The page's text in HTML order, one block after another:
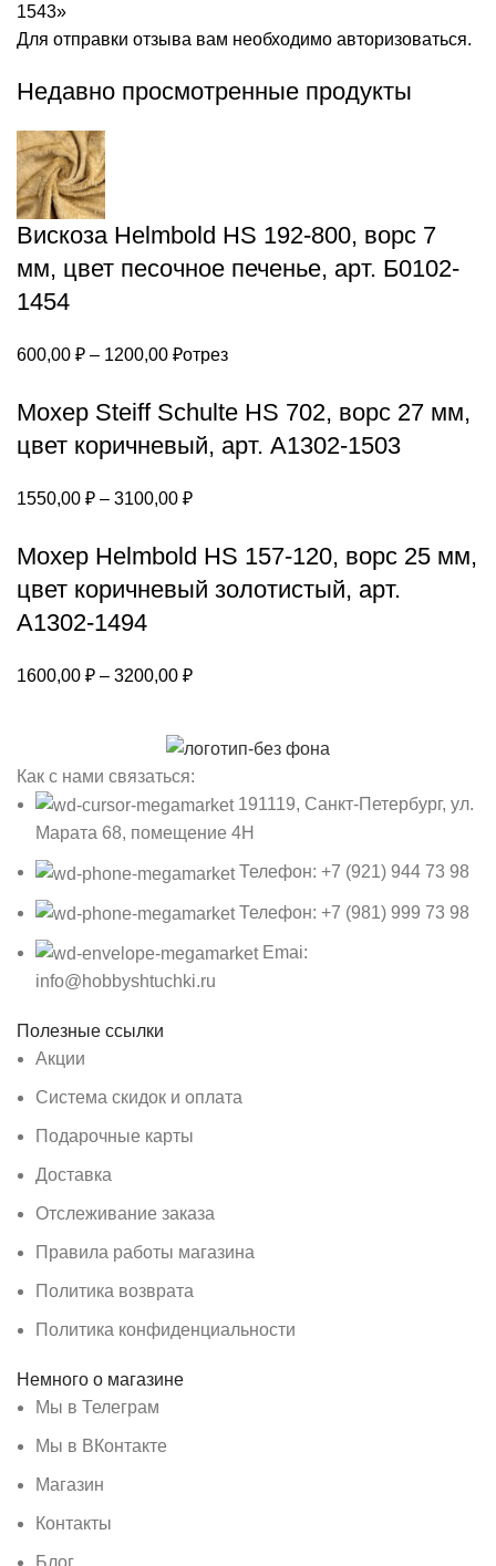
1543»
Для отправки отзыва вам необходимо авторизоваться.
Недавно просмотренные продукты
Вискоза Helmbold HS 192-800, ворс 7
мм, цвет песочное печенье, арт. Б0102-
1454
600,00 ₽ – 1200,00 ₽Диапазон
600,00 ₽
–
1200,00 ₽
отрез
Мохер Steiff Schulte HS 702, ворс 27 мм,
цвет коричневый, арт. А1302-1503
1550,00 ₽ – 3100,00 ₽Диапазон
1550,00 ₽
–
Мохер Helmbold HS 157-120, ворс 25 мм,
цвет коричневый золотистый, арт.
А1302-1494
1600,00 ₽ – 3200,00 ₽Диапазон
–
3200,00 ₽
Как с нами связаться:
191119, Санкт-Петербург, ул.
Марата 68, помещение 4Н
Телефон: +7 (921) 944 73 98
Телефон: +7 (981) 999 73 98
Emai:
info@hobbyshtuchki.ru
Полезные ссылки
Акции
Система скидок и оплата
Подарочные карты
Доставка
Отслеживание заказа
Правила работы магазина
Политика возврата
Политика конфиденциальности
Немного о магазине
Мы в Телеграм
Мы в ВКонтакте
Магазин
Контакты